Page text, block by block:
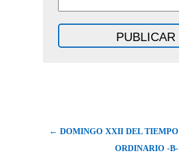
← DOMINGO XXII DEL TIEMPO
ORDINARIO -B-